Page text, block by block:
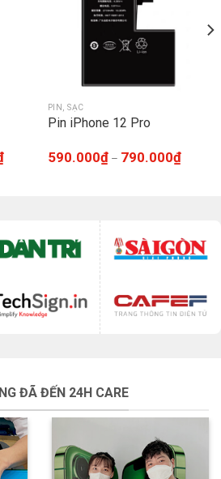
PIN, SẠC
Pin iPhone 12 Pro
590.000₫– 790.000₫
ĐÃ ĐẾN 24H CARE